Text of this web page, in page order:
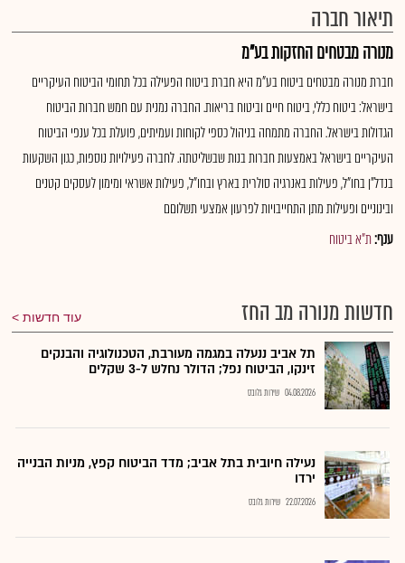
תיאור חברה
מנורה מבטחים החזקות בע"מ
חברת מנורה מבטחים ביטוח בע"מ היא חברת ביטוח הפעילה בכל תחומי הביטוח העיקריים
בישראל: ביטוח כללי, ביטוח חיים וביטוח בריאות. החברה נמנית עם חמש חברות הביטוח
הגדולות בישראל. החברה מתמחה בניהול כספי לקוחות ועמיתים, פועלת בכל ענפי הביטוח
העיקריים בישראל באמצעות חברות בנות שבשליטתה. לחברה פעילויות נוספות, כגון השקעות
בנדל"ן בחו"ל, פעילות באנרגיה סולרית בארץ ובחו"ל, פעילות אשראי ומימון לעסקים קטנים
ובינוניים ופעילות מתן התחייבויות לפרעון אמצעי תשלוםם
ענף:ת"א ביטוח
חדשות מנורה מב החז עוד חדשות
תל אביב ננעלה במגמה מעורבת, הטכנולוגיה והבנקים
זינקו, הביטוח נפל; הדולר נחלש ל-3 שקלים
04.08.2026 שירות גלובס
נעילה חיובית בתל אביב; מדד הביטוח קפץ, מניות הבנייה
ירדו
22.07.2026 שירות גלובס